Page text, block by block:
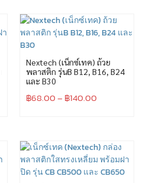
Nextech (เน็กซ์เทค) ถ้วย
พลาสติก รุ่นB B12, B16, B24
และ B30
฿68.00– ฿140.00